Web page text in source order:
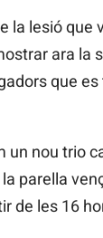
la lesió
ara
que
nou trio
parella
de les 16